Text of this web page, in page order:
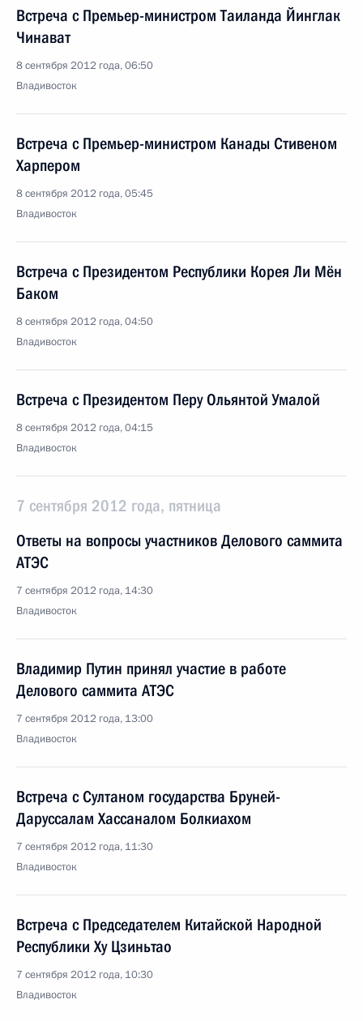
Встреча с Премьер-министром Таиланда Йинглак
Чинават
8 сентября 2012 года, 06:50
Владивосток
Встреча с Премьер-министром Канады Стивеном
Харпером
8 сентября 2012 года, 05:45
Владивосток
Встреча с Президентом Республики Корея Ли Мён
Баком
8 сентября 2012 года, 04:50
Владивосток
Встреча с Президентом Перу Ольянтой Умалой
8 сентября 2012 года, 04:15
Владивосток
7 сентября 2012 года, пятница
Ответы на вопросы участников Делового саммита
АТЭС
7 сентября 2012 года, 14:30
Владивосток
Владимир Путин принял участие в работе
Делового саммита АТЭС
7 сентября 2012 года, 13:00
Владивосток
Встреча с Султаном государства Бруней-
Даруссалам Хассаналом Болкиахом
7 сентября 2012 года, 11:30
Владивосток
Встреча с Председателем Китайской Народной
Республики Ху Цзиньтао
7 сентября 2012 года, 10:30
Владивосток